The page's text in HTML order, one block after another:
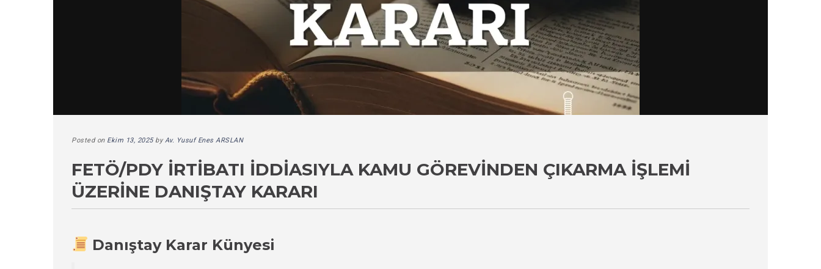
Posted on Ekim 13, 2025byAv. Yusuf Enes ARSLAN
FETÖ/PDY İRTIBATI İDDIASIYLA KAMU GÖREVINDEN ÇIKARMA İŞLEMI
ÜZERINE DANIŞTAY KARARI
Danıştay Karar Künyesi